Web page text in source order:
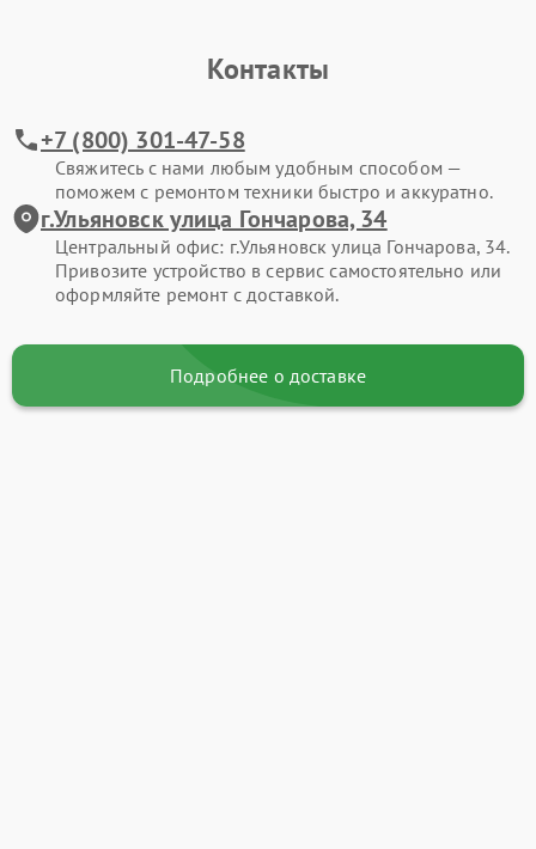
Контакты
+7 (800) 301-47-58
Свяжитесь с нами любым удобным способом —
поможем с ремонтом техники быстро и аккуратно.
г.Ульяновск улица Гончарова, 34
Центральный офис: г.Ульяновск улица Гончарова, 34.
Привозите устройство в сервис самостоятельно или
оформляйте ремонт с доставкой.
Подробнее о доставке